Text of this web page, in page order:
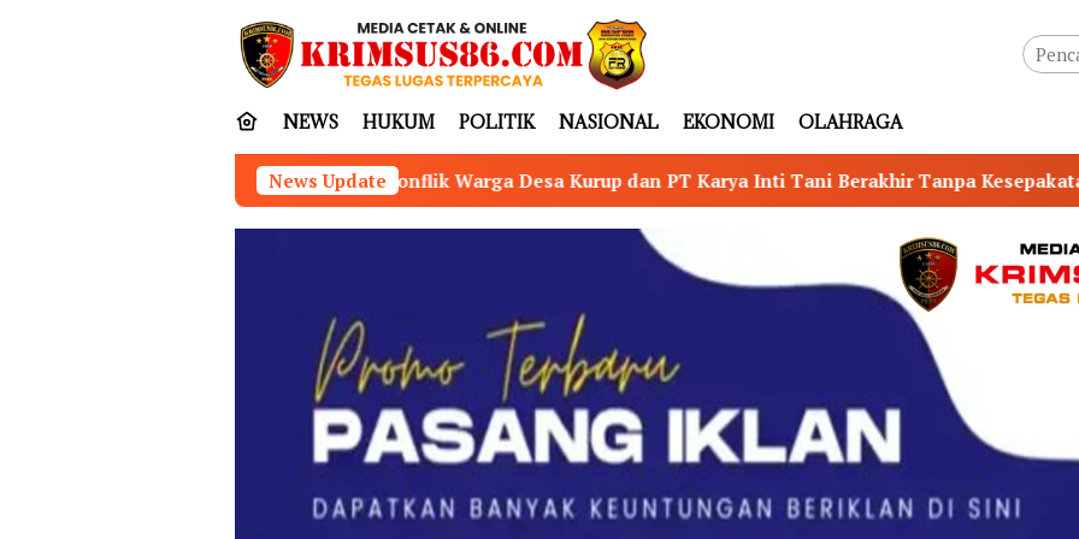
NEWS HUKUM POLITIK NASIONAL EKONOMI OLAHRAGA
News Update
Mediasi Konflik Warga Desa Kurup dan PT Karya Inti Tani Berakhir Tanpa Kesepakatan, LSM RIB OKU dan HAM-RI